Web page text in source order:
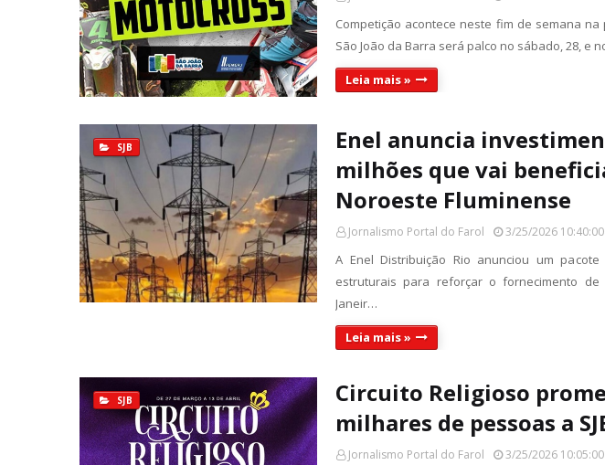
Competição acontece neste fim de semana
São João da Barra será palco no sábado, 28, e
Leia mais »
SJB
Enel anuncia
milhões que vai
Noroeste Fluminense
Jornalismo Portal do Farol 3/25/2026
A Enel Distribuição Rio anunciou um
estruturais para reforçar o fornecimento
Janeir…
Leia mais »
SJB
Circuito Religioso
milhares de pessoas a
Jornalismo Portal do Farol 3/25/2026